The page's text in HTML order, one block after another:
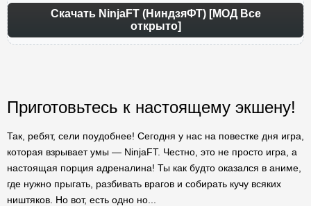
Скачать NinjaFT (НиндзяФТ) [МОД Все
открыто]
Приготовьтесь к настоящему экшену!
Так, ребят, сели поудобнее! Сегодня у нас на повестке дня игра,
которая взрывает умы — NinjaFT. Честно, это не просто игра, а
настоящая порция адреналина! Ты как будто оказался в аниме,
где нужно прыгать, разбивать врагов и собирать кучу всяких
ништяков. Но вот, есть одно но...